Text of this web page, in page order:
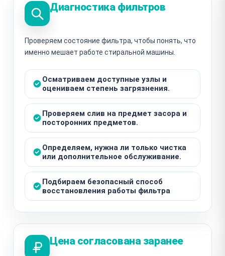
Диагностика фильтров
Проверяем состояние фильтра, чтобы понять, что
именно мешает работе стиральной машины.
Осматриваем доступные узлы и
оцениваем степень загрязнения.
Проверяем слив на предмет засора и
посторонних предметов.
Определяем, нужна ли только чистка
или дополнительное обслуживание.
Подбираем безопасный способ
восстановления работы фильтра
Цена согласована заранее